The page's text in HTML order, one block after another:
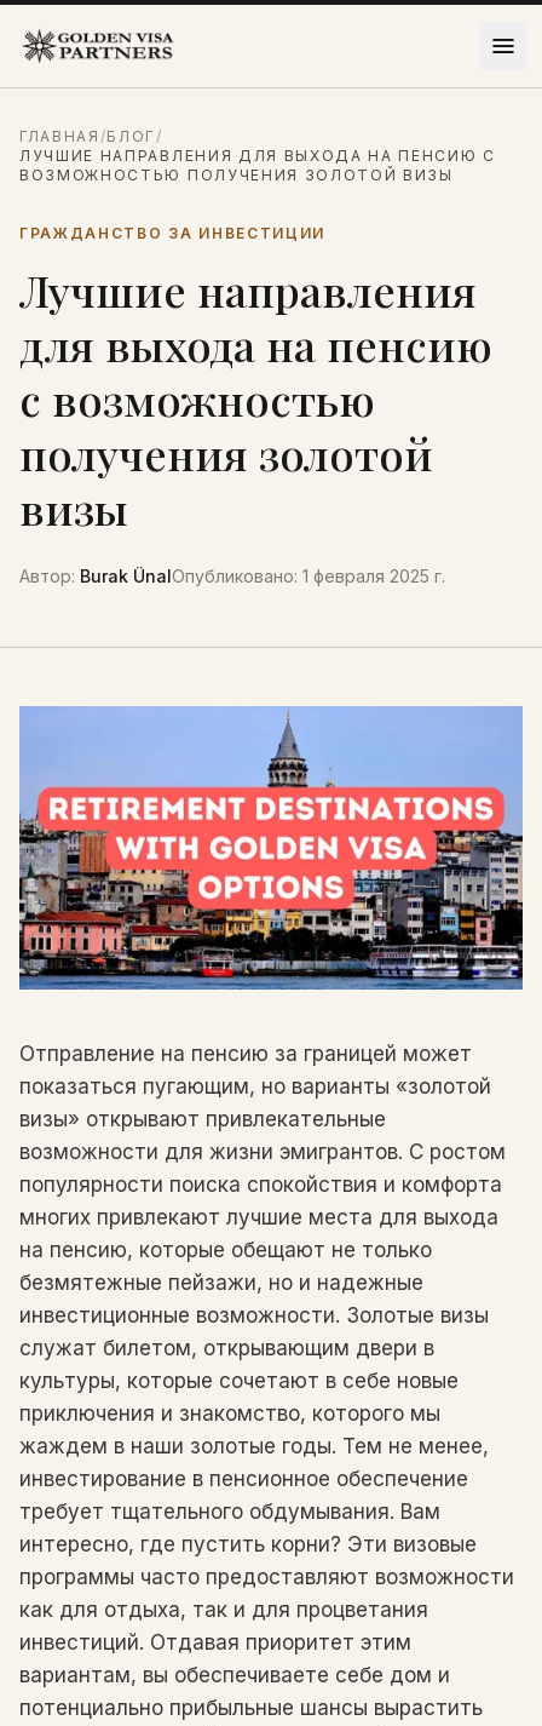
ГЛАВНАЯ /БЛОГ/
ЛУЧШИЕ НАПРАВЛЕНИЯ ДЛЯ ВЫХОДА НА ПЕНСИЮ С
ВОЗМОЖНОСТЬЮ ПОЛУЧЕНИЯ ЗОЛОТОЙ ВИЗЫ
ГРАЖДАНСТВО ЗА ИНВЕСТИЦИИ
Лучшие направления
для выхода на пенсию
с возможностью
получения золотой
визы
Автор: Burak ÜnalОпубликовано: 1 февраля 2025 г.
Отправление на пенсию за границей может
показаться пугающим, но варианты «золотой
визы» открывают привлекательные
возможности для жизни эмигрантов. С ростом
популярности поиска спокойствия и комфорта
многих привлекают лучшие места для выхода
на пенсию, которые обещают не только
безмятежные пейзажи, но и надежные
инвестиционные возможности. Золотые визы
служат билетом, открывающим двери в
культуры, которые сочетают в себе новые
приключения и знакомство, которого мы
жаждем в наши золотые годы. Тем не менее,
инвестирование в пенсионное обеспечение
требует тщательного обдумывания. Вам
интересно, где пустить корни? Эти визовые
программы часто предоставляют возможности
как для отдыха, так и для процветания
инвестиций. Отдавая приоритет этим
вариантам, вы обеспечиваете себе дом и
потенциально прибыльные шансы вырастить